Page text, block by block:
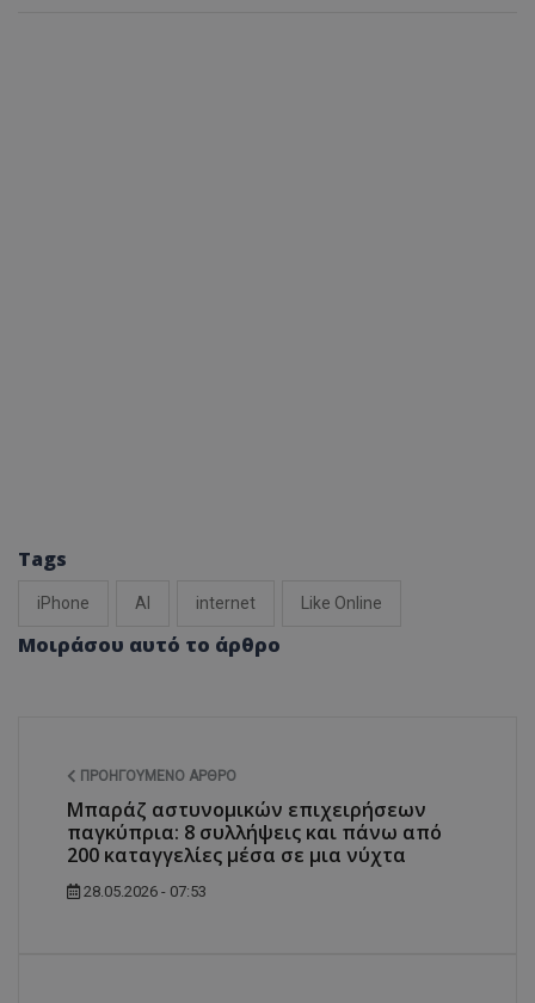
Tags
iPhone AI internet Like Online
Μοιράσου αυτό το άρθρο
ΠΡΟΗΓΟΎΜΕΝΟ ΆΡΘΡΟ
Μπαράζ αστυνομικών επιχειρήσεων
παγκύπρια: 8 συλλήψεις και πάνω από
200 καταγγελίες μέσα σε μια νύχτα
28.05.2026 - 07:53